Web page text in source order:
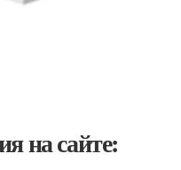
на сайте: